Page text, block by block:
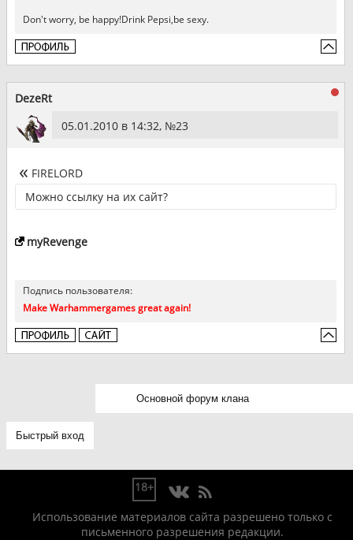
Don't worry, be happy!Drink Pepsi,be sexy.
DezeRt
05.01.2010 в 14:32, №23
FIRELORD
Можно ссылку на их сайт?
myRevenge
Подпись пользователя:
Make Warhammergames great again!
18+
Использование материалов сайта разрешено только с
письменного разрешения редакции.